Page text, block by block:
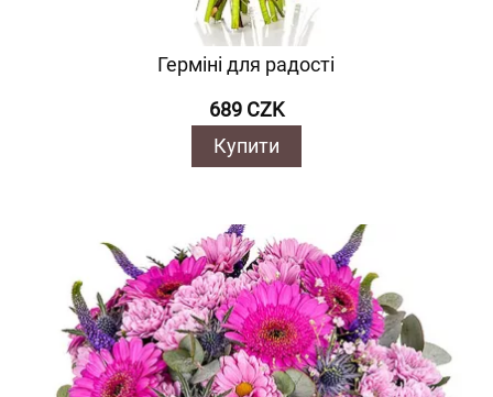
Герміні для радості
689 CZK
Купити